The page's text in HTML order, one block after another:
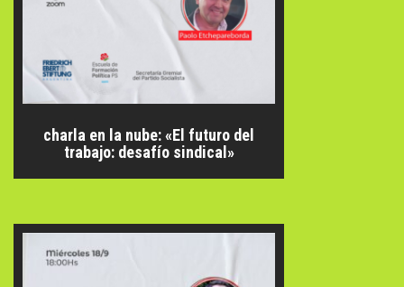
charla en la nube: «El futuro del
trabajo: desafío sindical»